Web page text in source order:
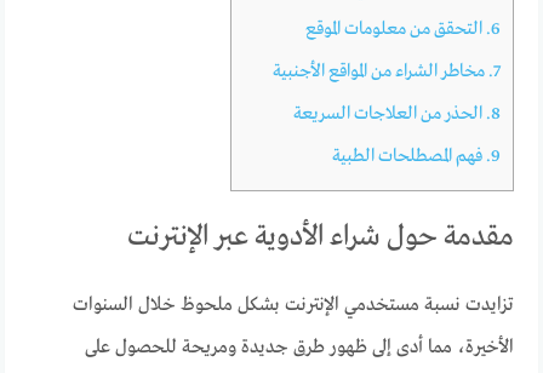
6. التحقق من معلومات الموقع
7. مخاطر الشراء من المواقع الأجنبية
8. الحذر من العلاجات السريعة
9. فهم المصطلحات الطبية
مقدمة حول شراء الأدوية عبر الإنترنت
تزايدت نسبة مستخدمي الإنترنت بشكل ملحوظ خلال السنوات
الأخيرة، مما أدى إلى ظهور طرق جديدة ومريحة للحصول على